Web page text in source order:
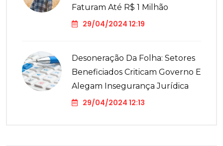
Faturam Até R$ 1 Milhão
29/04/2024 12:19
Desoneração Da Folha: Setores
Beneficiados Criticam Governo E
Alegam Insegurança Jurídica
29/04/2024 12:13